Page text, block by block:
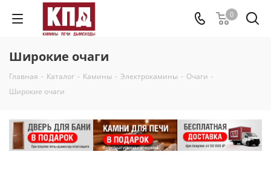
0
Широкие очаги
Главная - Каталог - Камины - Электрокамины - Очаги -
Широкие очаги